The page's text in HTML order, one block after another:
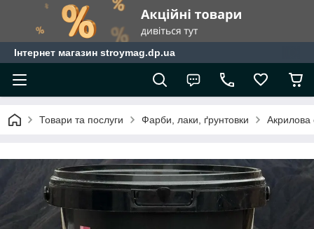
Інтернет магазин stroymag.dp.ua
Товари та послуги Фарби, лаки, ґрунтовки